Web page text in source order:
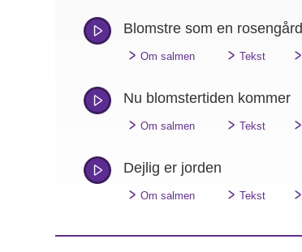
Blomstre som en rosengård
" Om salmen " Tekst "
Nu blomstertiden kommer
" Om salmen " Tekst "
Dejlig er jorden
" Om salmen " Tekst "